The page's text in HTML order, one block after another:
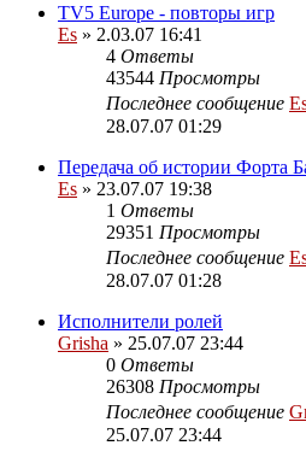
TV5 Europe - повторы игр
Es » 2.03.07 16:41
4 Ответы
43544 Просмотры
Последнее сообщение
28.07.07 01:29
Передача об истории Форта
Es » 23.07.07 19:38
1 Ответы
29351 Просмотры
Последнее сообщение
28.07.07 01:28
Исполнители ролей
Grisha » 25.07.07 23:44
0 Ответы
26308 Просмотры
Последнее сообщение
25.07.07 23:44